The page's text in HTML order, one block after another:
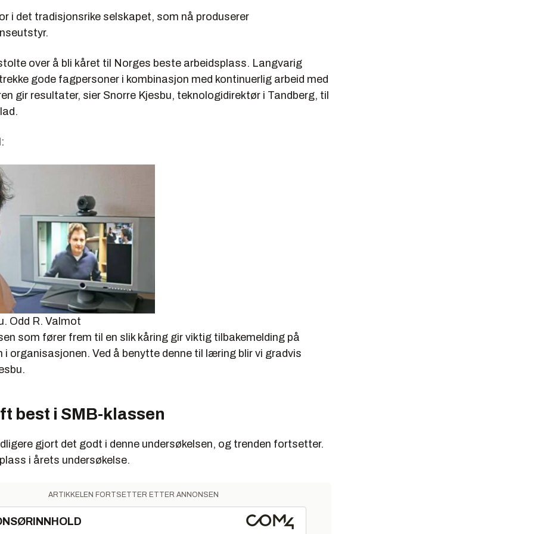
i det tradisjonsrike selskapet, som nå produserer
over å bli kåret til Norges beste arbeidsplass. Langvarig
gode fagpersoner i kombinasjon med kontinuerlig arbeid med
gir resultater, sier Snorre Kjesbu, teknologidirektør i Tandberg, til
Odd R. Valmot
som fører frem til en slik kåring gir viktig tilbakemelding på
i organisasjonen. Ved å benytte denne til læring blir vi gradvis
best i SMB-klassen
gjort det godt i denne undersøkelsen, og trenden fortsetter.
i årets undersøkelse.
ARTIKKELEN FORTSETTER ETTER ANNONSEN